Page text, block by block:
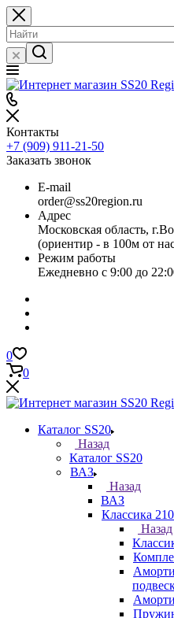
Контакты
+7 (909) 911-21-50
Заказать звонок
E-mail
order@ss20region.ru
Адрес
Московская область,
(ориентир - в 100м от
Режим работы
Ежедневно с 9:00 до
0
0
Каталог SS20
Назад
Каталог SS20
ВАЗ
Назад
ВАЗ
Классика
Назад